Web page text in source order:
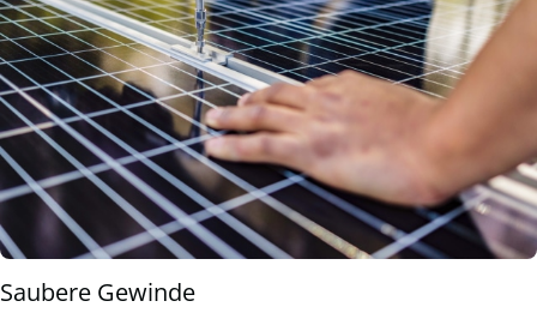
Saubere Gewinde